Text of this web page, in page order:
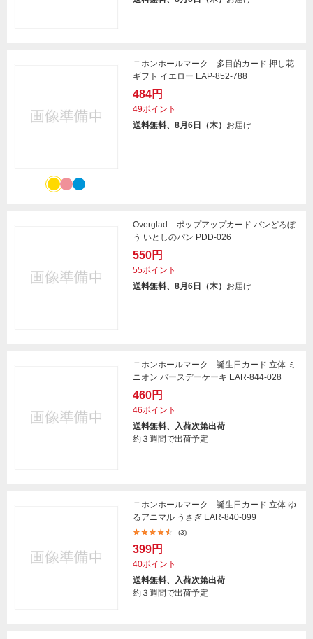
ニホンホールマーク 多目的カード 押し花
ギフト イエロー EAP-852-788
484円
49ポイント
送料無料、8月6日（木） お届け
Overglad ポップアップカード パンどろぼ
う いとしのパン PDD-026
550円
55ポイント
送料無料、8月6日（木） お届け
ニホンホールマーク 誕生日カード 立体 ミ
ニオン バースデーケーキ EAR-844-028
460円
46ポイント
送料無料、入荷次第出荷
約３週間で出荷予定
ニホンホールマーク 誕生日カード 立体 ゆ
るアニマル うさぎ EAR-840-099
(3)
399円
40ポイント
送料無料、入荷次第出荷
約３週間で出荷予定